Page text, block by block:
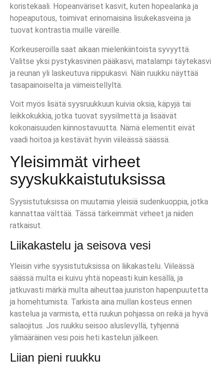
koristekaali. Hopeanväriset kasvit, kuten hopealanka ja
hopeaputous, toimivat erinomaisina lisukekasveina ja
tuovat kontrastia muille väreille.
Korkeuseroilla saat aikaan mielenkiintoista syvyyttä.
Valitse yksi pystykasvinen pääkasvi, matalampi täytekasvi
ja reunan yli laskeutuva riippukasvi. Näin ruukku näyttää
tasapainoiselta ja viimeistellyltä.
Voit myös lisätä syysruukkuun kuivia oksia, käpyjä tai
leikkokukkia, jotka tuovat syysilmettä ja lisäävät
kokonaisuuden kiinnostavuutta. Nämä elementit eivät
vaadi hoitoa ja kestävät hyvin viileässä säässä.
Yleisimmät virheet
syyskukkaistutuksissa
Syysistutuksissa on muutamia yleisiä sudenkuoppia, jotka
kannattaa välttää. Tässä tärkeimmät virheet ja niiden
ratkaisut.
Liikakastelu ja seisova vesi
Yleisin virhe syysistutuksissa on liikakastelu. Viileässä
säässä multa ei kuivu yhtä nopeasti kuin kesällä, ja
jatkuvasti märkä multa aiheuttaa juuriston hapenpuutetta
ja homehtumista. Tarkista aina mullan kosteus ennen
kastelua ja varmista, että ruukun pohjassa on reikä ja hyvä
salaojitus. Jos ruukku seisoo aluslevyllä, tyhjennä
ylimääräinen vesi pois heti kastelun jälkeen.
Liian pieni ruukku